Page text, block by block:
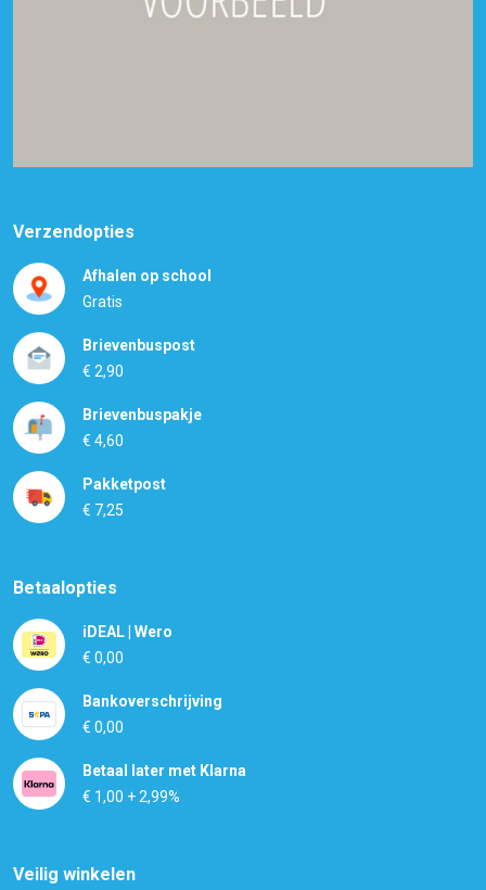
Verzendopties
Afhalen op school
Gratis
Brievenbuspost
€ 2,90
Brievenbuspakje
€ 4,60
Pakketpost
€ 7,25
Betaalopties
iDEAL | Wero
€ 0,00
Bankoverschrijving
€ 0,00
Betaal later met Klarna
€ 1,00 + 2,99%
Veilig winkelen